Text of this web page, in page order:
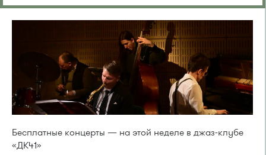
Бесплатные концерты — на этой неделе в джаз-клубе
«ДК41»